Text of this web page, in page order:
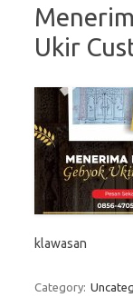
Ukir
klawasan
Category: